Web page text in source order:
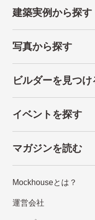
建築実例から探す
写真から探す
ビルダーを見つけ
イベントを探す
マガジンを読む
Mockhouseとは？
運営会社